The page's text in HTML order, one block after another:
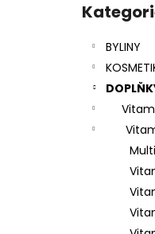
Přeskočit
kategorie
BYLINY